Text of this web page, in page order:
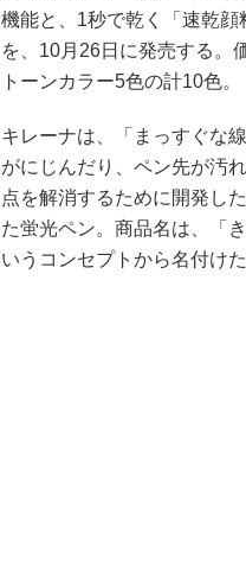
機能と、1秒で乾く「速乾顔
を、10月26日に発売する。
トーンカラー5色の計10色。
キレーナは、「まっすぐな
がにじんだり、ペン先が汚
点を解消するために開発し
た蛍光ペン。商品名は、「
いうコンセプトから名付け